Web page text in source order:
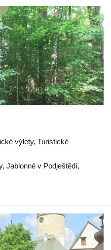
výlety, Turistické
, Jablonné v Podještědí,